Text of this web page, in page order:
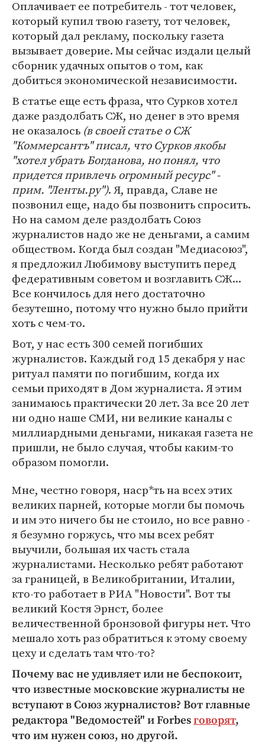
Оплачивает ее потребитель - тот человек,
который купил твою газету, тот человек,
который дал рекламу, поскольку газета
вызывает доверие. Мы сейчас издали целый
сборник удачных опытов о том, как
добиться экономической независимости.
В статье еще есть фраза, что Сурков хотел
даже раздолбать СЖ, но денег в это время
не оказалось (в своей статье о СЖ
"Коммерсантъ" писал, что Сурков якобы
"хотел убрать Богданова, но понял, что
придется привлечь огромный ресурс" -
прим. "Ленты.ру"). Я, правда, Славе не
позвонил еще, надо бы позвонить спросить.
Но на самом деле раздолбать Союз
журналистов надо же не деньгами, а самим
обществом. Когда был создан "Медиасоюз",
я предложил Любимову выступить перед
федеративным советом и возглавить СЖ...
Все кончилось для него достаточно
безутешно, потому что нужно было прийти
хоть с чем-то.
Вот, у нас есть 300 семей погибших
журналистов. Каждый год 15 декабря у нас
ритуал памяти по погибшим, когда их
семьи приходят в Дом журналиста. Я этим
занимаюсь практически 20 лет. За все 20 лет
ни одно наше СМИ, ни великие каналы с
миллиардными деньгами, никакая газета не
пришли, не было случая, чтобы каким-то
образом помогли.
Мне, честно говоря, наср*ть на всех этих
великих парней, которые могли бы помочь
и им это ничего бы не стоило, но все равно -
я безумно горжусь, что мы всех ребят
выучили, большая их часть стала
журналистами. Несколько ребят работают
за границей, в Великобритании, Италии,
кто-то работает в РИА "Новости". Вот ты
великий Костя Эрнст, более
величественной бронзовой фигуры нет. Что
мешало хоть раз обратиться к этому своему
цеху и сделать там что-то?
Почему вас не удивляет или не беспокоит,
что известные московские журналисты не
вступают в Союз журналистов? Вот главные
редактора "Ведомостей" и Forbesговорят,
что им нужен союз, но другой.